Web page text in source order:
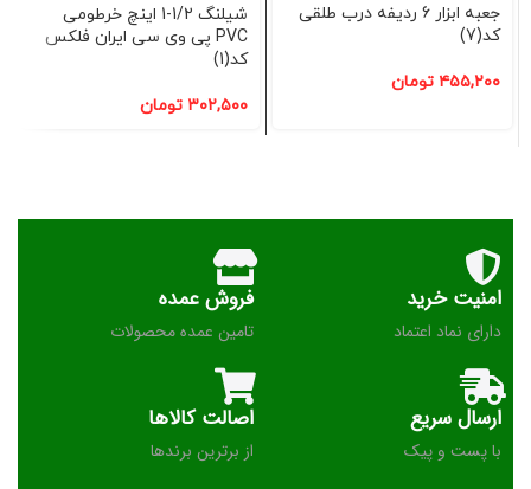
جعبه ابزار 6 ردیفه درب طلقی
کد(7)
۴۵۵,۲۰۰ تومان
شیلنگ 1/2-1 اینچ خرطومی
PVC پی وی سی ایران فلکس
کد(1)
۳۰۲,۵۰۰ تومان
امنیت خرید
دارای نماد اعتماد
فروش عمده
تامین عمده محصولات
ارسال سریع
با پست و پیک
اصالت کالاها
از برترین برندها